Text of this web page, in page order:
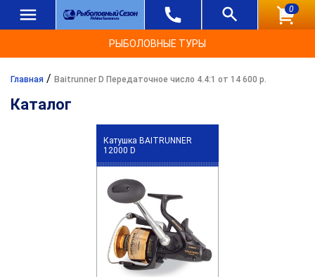
0
РЫБОЛОВНЫЕ ТУРЫ
Главная / Baitrunner D Передаточное число 4.4:1 от 14 600 р.
Каталог
Катушка BAITRUNNER
12000 D